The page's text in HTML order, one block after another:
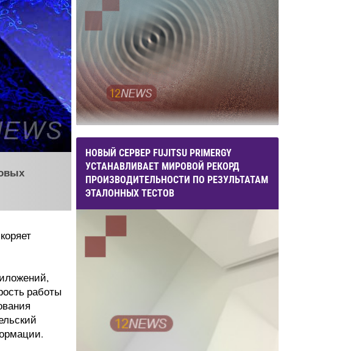
работы
НОВЫЙ СЕРВЕР FUJITSU PRIMERGY
УСТАНАВЛИВАЕТ МИРОВОЙ РЕКОРД
ПРОИЗВОДИТЕЛЬНОСТИ ПО РЕЗУЛЬТАТАМ
ЭТАЛОННЫХ ТЕСТОВ